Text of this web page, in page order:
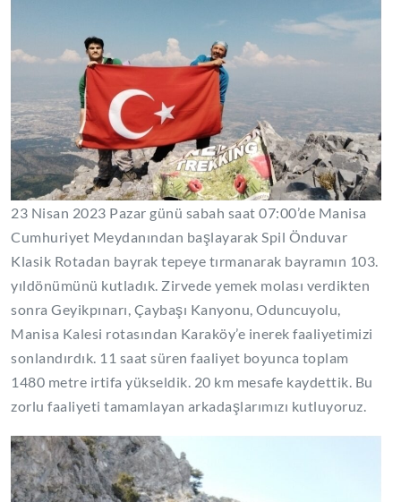
23 Nisan 2023 Pazar günü sabah saat 07:00’de Manisa
Cumhuriyet Meydanından başlayarak Spil Önduvar
Klasik Rotadan bayrak tepeye tırmanarak bayramın 103.
yıldönümünü kutladık. Zirvede yemek molası verdikten
sonra Geyikpınarı, Çaybaşı Kanyonu, Oduncuyolu,
Manisa Kalesi rotasından Karaköy’e inerek faaliyetimizi
sonlandırdık. 11 saat süren faaliyet boyunca toplam
1480 metre irtifa yükseldik. 20 km mesafe kaydettik. Bu
zorlu faaliyeti tamamlayan arkadaşlarımızı kutluyoruz.